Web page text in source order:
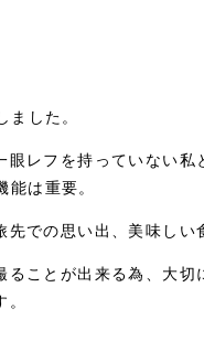
ました。
眼レフを持っていない私
能は重要。
先での思い出、美味しい
ることが出来る為、大切